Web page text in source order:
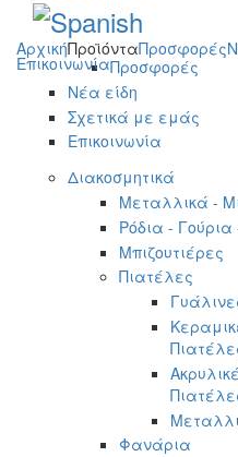
ΑρχικήΠροϊόνταΠροσφορές
ΕπικοινωνίαΠροσφορές
Νέα είδη
Σχετικά με εμάς
Επικοινωνία
Διακοσμητικά
Μεταλλικά -
Ρόδια - Γούρια
Μπιζουτιέρες
Πιατέλες
Φανάρια